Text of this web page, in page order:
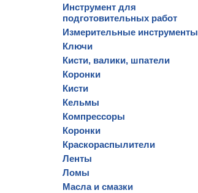
Инструмент для
подготовительных работ
Измерительные инструменты
Ключи
Кисти, валики, шпатели
Коронки
Кисти
Кельмы
Компрессоры
Коронки
Краскораспылители
Ленты
Ломы
Масла и смазки